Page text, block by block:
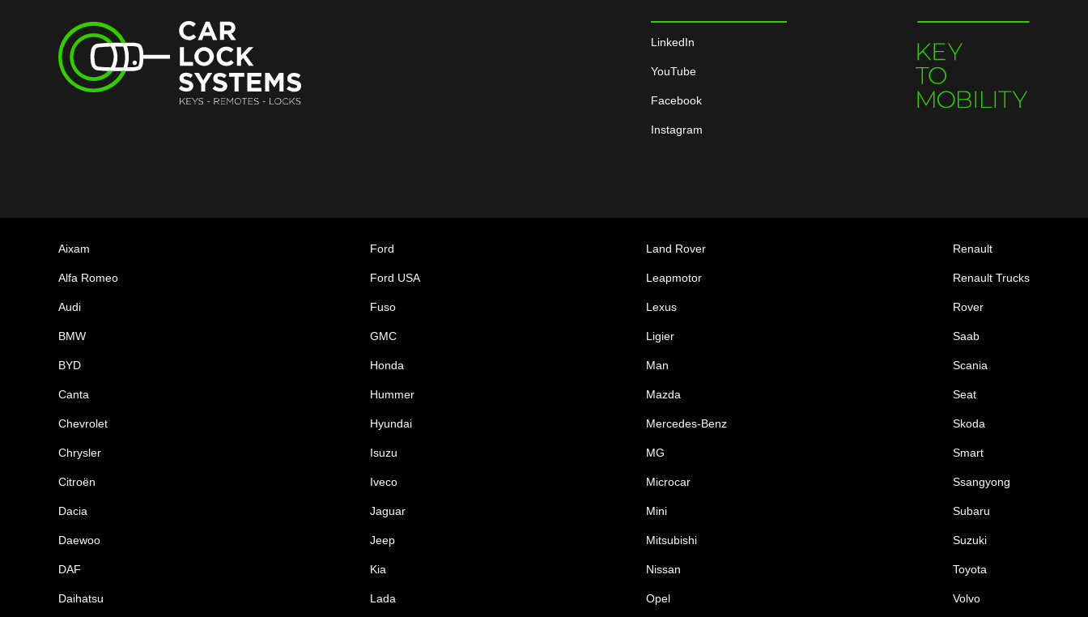
LinkedIn
YouTube
Facebook
Instagram
Aixam
Alfa Romeo
Audi
BMW
BYD
Canta
Chevrolet
Chrysler
Citroën
Dacia
Daewoo
DAF
Daihatsu
Ford
Ford USA
Fuso
GMC
Honda
Hummer
Hyundai
Isuzu
Iveco
Jaguar
Jeep
Kia
Lada
Land Rover
Leapmotor
Lexus
Ligier
Man
Mazda
Mercedes-Benz
MG
Microcar
Mini
Mitsubishi
Nissan
Opel
Renault
Renault Trucks
Rover
Saab
Scania
Seat
Skoda
Smart
Ssangyong
Subaru
Suzuki
Toyota
Volvo